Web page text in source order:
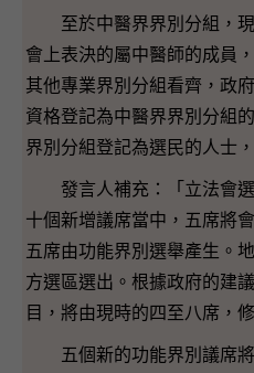
至於中醫界界別分組，現
會上表決的屬中醫師的成員
其他專業界別分組看齊，政
資格登記為中醫界界別分組
界別分組登記為選民的人士
發言人補充：「立法會選
十個新增議席當中，五席將
五席由功能界別選舉產生。
方選區選出。根據政府的建
目，將由現時的四至八席，
五個新的功能界別議席將